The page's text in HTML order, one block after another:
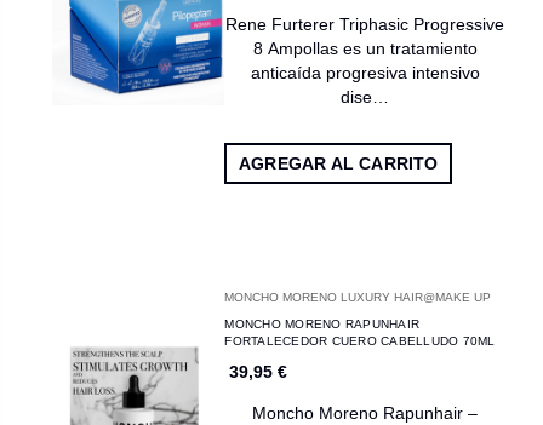
Rene Furterer Triphasic Progressive
8 Ampollas es un tratamiento
anticaída progresiva intensivo
dise…
AGREGAR AL CARRITO
MONCHO MORENO LUXURY HAIR@MAKE UP
MONCHO MORENO RAPUNHAIR
FORTALECEDOR CUERO CABELLUDO 70ML
39,95 €
Moncho Moreno Rapunhair –